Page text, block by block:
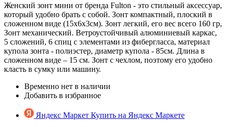
Женский зонт мини от бренда Fulton - это стильный аксессуар,
который удобно брать с собой. Зонт компактный, плоский в
сложенном виде (15х6х3см). Зонт легкий, его вес всего 160 гр,
Зонт механический. Ветроустойчивый алюминиевый каркас,
5 сложений, 6 спиц с элементами из фибергласса, материал
купола зонта - полиэстер, диаметр купола - 85см. Длина в
сложенном виде – 15 см. Зонт с чехлом, поэтому его удобно
класть в сумку или машину.
Временно нет в наличии
Добавить в избранное
Яндекс Маркет Купить на Яндекс Маркете